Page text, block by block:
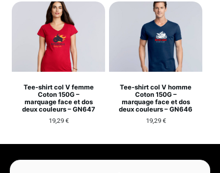
Tee-shirt col V femme
Coton 150G –
marquage face et dos
deux couleurs – GN647
19,29 €
Tee-shirt col V homme
Coton 150G –
marquage face et dos
deux couleurs – GN646
19,29 €